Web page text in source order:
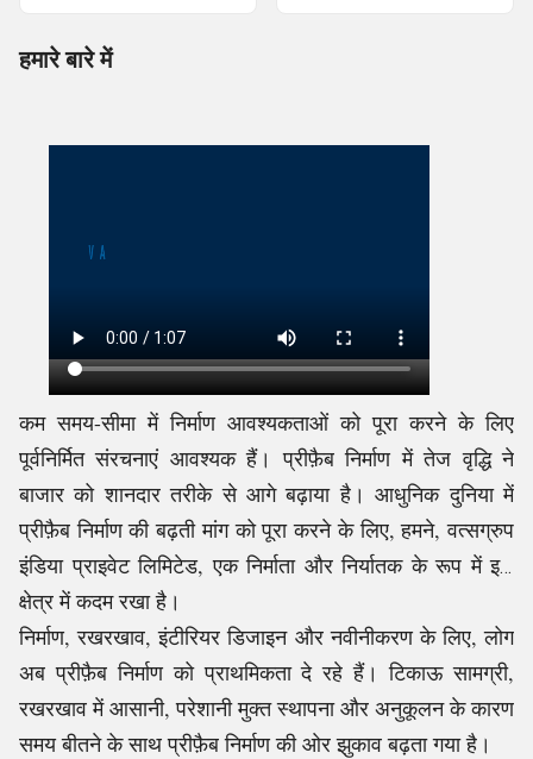
हमारे बारे में
कम समय-सीमा में निर्माण आवश्यकताओं को पूरा करने के लिए
पूर्वनिर्मित संरचनाएं आवश्यक हैं। प्रीफ़ैब निर्माण में तेज वृद्धि ने
बाजार को शानदार तरीके से आगे बढ़ाया है। आधुनिक दुनिया में
प्रीफ़ैब निर्माण की बढ़ती मांग को पूरा करने के लिए, हमने, वत्सग्रुप
इंडिया प्राइवेट लिमिटेड, एक निर्माता और निर्यातक के रूप में इस
क्षेत्र में कदम रखा है।
निर्माण, रखरखाव, इंटीरियर डिजाइन और नवीनीकरण के लिए, लोग
अब प्रीफ़ैब निर्माण को प्राथमिकता दे रहे हैं। टिकाऊ सामग्री,
रखरखाव में आसानी, परेशानी मुक्त स्थापना और अनुकूलन के कारण
समय बीतने के साथ प्रीफ़ैब निर्माण की ओर झुकाव बढ़ता गया है।